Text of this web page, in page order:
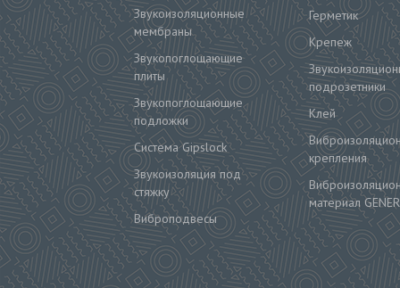
Звукоизоляционные
мембраны
Звукопоглощающие
плиты
Звукопоглощающие
подложки
Система Gipslock
Звукоизоляция под
стяжку
Виброподвесы
Герметик
Крепеж
подрозетники
Клей
крепления
материал